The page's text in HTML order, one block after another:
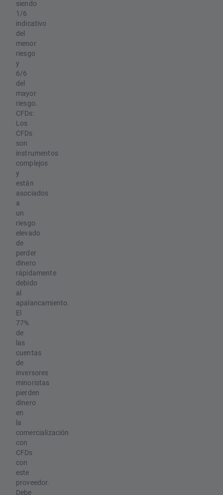
siendo
1/6
indicativo
del
menor
riesgo
y
6/6
del
mayor
riesgo.
CFDs:
Los
CFDs
son
instrumentos
complejos
y
están
asociados
a
un
riesgo
elevado
de
perder
dinero
rápidamente
debido
al
apalancamiento.
El
77%
de
las
cuentas
de
inversores
minoristas
pierden
dinero
en
la
comercialización
con
CFDs
con
este
proveedor.
Debe